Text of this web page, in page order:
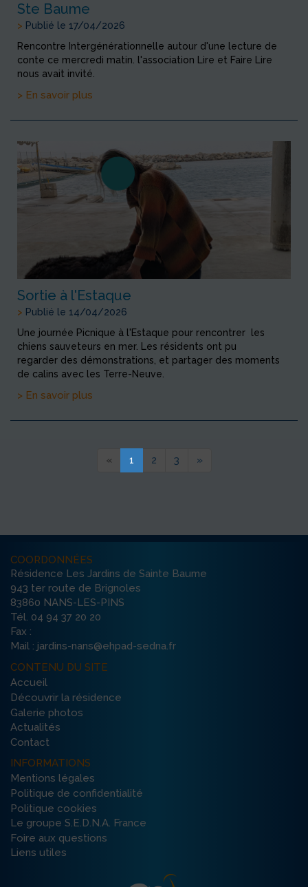
Ste Baume
> Publié le 17/04/2026
Rencontre Intergénérationnelle autour d'une lecture de
conte ce mercredi matin. l'association Lire et Faire Lire
nous avait invité.
> En savoir plus
Sortie à l'Estaque
> Publié le 14/04/2026
Une journée Picnique à l'Estaque pour rencontrer les
chiens sauveteurs en mer. Les résidents ont pu
regarder des démonstrations, et partager des moments
de calins avec les Terre-Neuve.
> En savoir plus
« 1 2 3 »
COORDONNÉES
Résidence Les Jardins de Sainte Baume
943 ter route de Brignoles
83860 NANS-LES-PINS
Tél. 04 94 37 20 20
Fax :
Mail : jardins-nans@ehpad-sedna.fr
CONTENU DU SITE
Accueil
Découvrir la résidence
Galerie photos
Actualités
Contact
INFORMATIONS
Mentions légales
Politique de confidentialité
Politique cookies
Le groupe S.E.D.N.A. France
Foire aux questions
Liens utiles